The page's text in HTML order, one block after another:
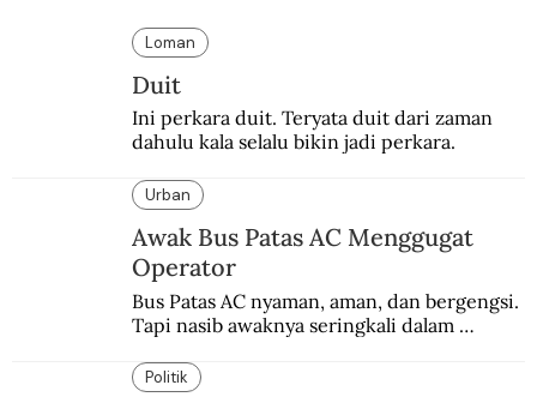
Loman
Duit
Ini perkara duit. Teryata duit dari zaman
dahulu kala selalu bikin jadi perkara.
Urban
Awak Bus Patas AC Menggugat
Operator
Bus Patas AC nyaman, aman, dan bergengsi.
Tapi nasib awaknya seringkali dalam
Politik